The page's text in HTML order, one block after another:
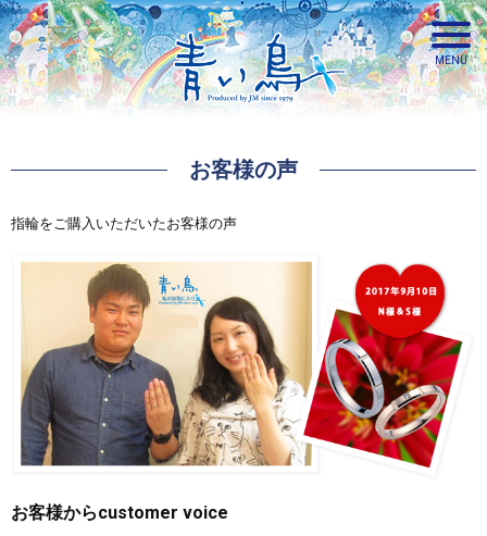
お客様の声
指輪をご購入いただいたお客様の声
お客様からcustomer voice